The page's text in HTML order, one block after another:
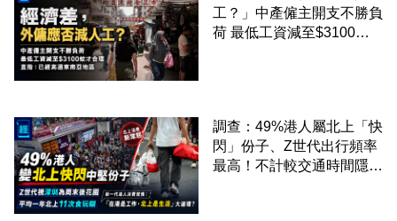
工？」中產僱主開支不勝負
荷 最低工資減至$3100蚊
調查：49%港人屬北上「快
閃」份子、Z世代出行頻率
最高！不計較交通時間隱形